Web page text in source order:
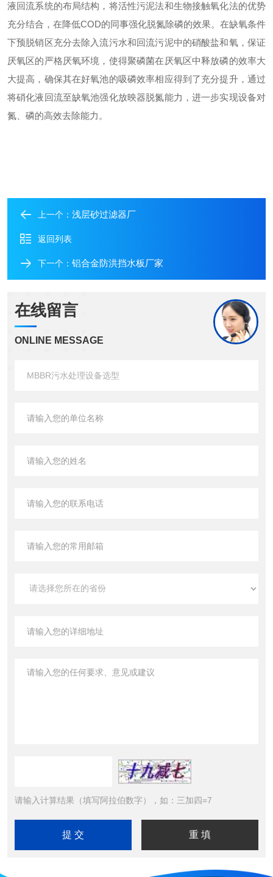
液回流系统的布局结构，将活性污泥法和生物接触氧化法的优势
充分结合，在降低COD的同事强化脱氮除磷的效果。在缺氧条件
下预脱销区充分去除入流污水和回流污泥中的硝酸盐和氧，保证
厌氧区的严格厌氧环境，使得聚磷菌在厌氧区中释放磷的效率大
大提高，确保其在好氧池的吸磷效率相应得到了充分提升，通过
将硝化液回流至缺氧池强化放映器脱氮能力，进一步实现设备对
氮、磷的高效去除能力。
上一个： 浅层砂过滤器厂
返回列表
下一个： 铝合金防洪挡水板厂家
在线留言
ONLINE MESSAGE
请输入计算结果（填写阿拉伯数字），如：三加四=7